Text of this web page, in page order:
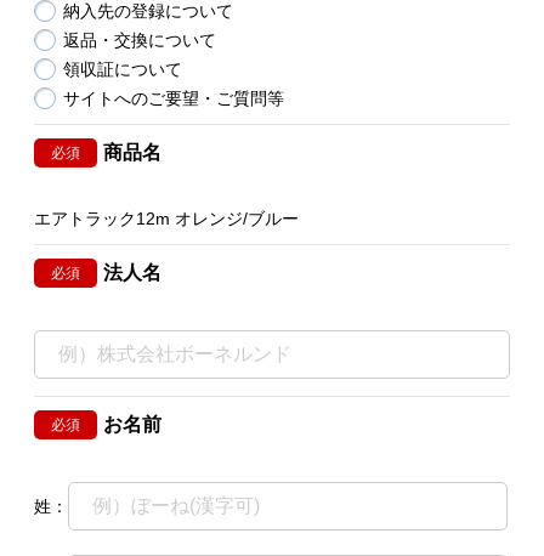
納入先の登録について
返品・交換について
領収証について
サイトへのご要望・ご質問等
必須 商品名
エアトラック12m オレンジ/ブルー
必須 法人名
必須 お名前
姓：